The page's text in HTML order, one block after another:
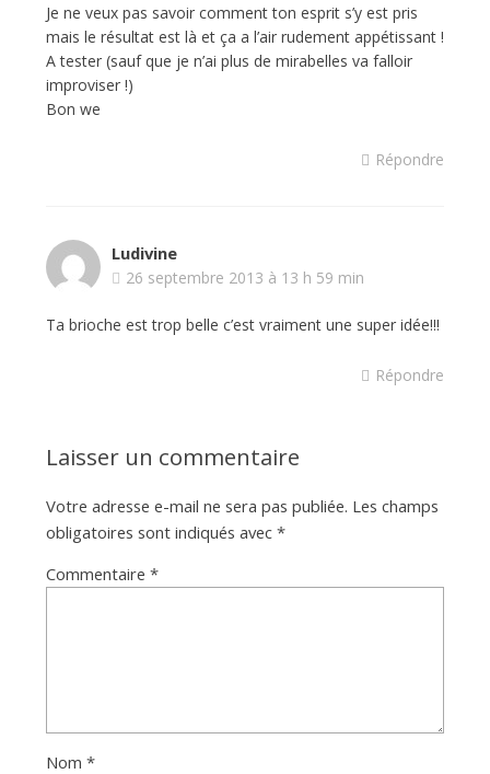
Je ne veux pas savoir comment ton esprit s’y est pris
mais le résultat est là et ça a l’air rudement appétissant !
A tester (sauf que je n’ai plus de mirabelles va falloir
improviser !)
Bon we
Répondre
Ludivine
26 septembre 2013 à 13 h 59 min
Ta brioche est trop belle c’est vraiment une super idée!!!
Répondre
Laisser un commentaire
Votre adresse e-mail ne sera pas publiée. Les champs
obligatoires sont indiqués avec *
Commentaire *
Nom *